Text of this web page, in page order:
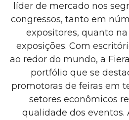
líder de mercado nos
congressos, tanto em
expositores, quanto
exposições. Com
ao redor do mundo, a
portfólio que se
promotoras de feiras em
setores econômicos
qualidade dos eventos.